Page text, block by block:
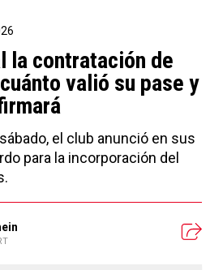
la contratación de
valió su pase y
el club anunció en sus
para la incorporación del